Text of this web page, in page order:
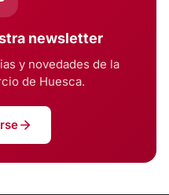
newsletter
y novedades de la
de Huesca.